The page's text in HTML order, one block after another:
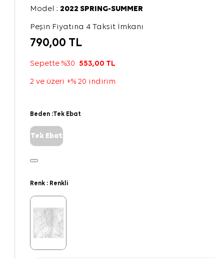
Model :2022 SPRING-SUMMER
Peşin Fiyatına 4 Taksit İmkanı
790,00 TL
Sepette %30553,00 TL
2 ve üzeri +% 20 indirim
Beden :Tek Ebat
Tek Ebat
Renk : Renkli